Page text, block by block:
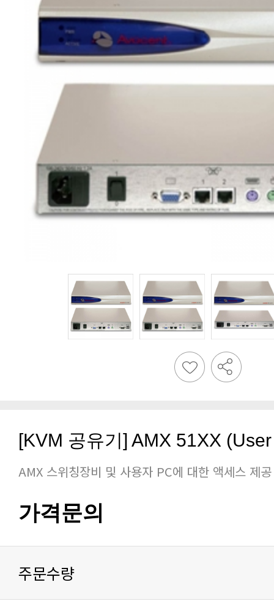
[KVM 공유기] AMX 51XX
AMX 스위칭장비 및 사용자 PC에 대한 액세스 제공
가격문의
주문수량